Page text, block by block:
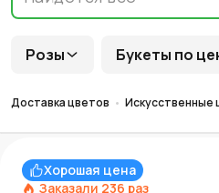
Розы Букеты по
Доставка цветов Искусственные
Хорошая цена
Заказали 236 раз